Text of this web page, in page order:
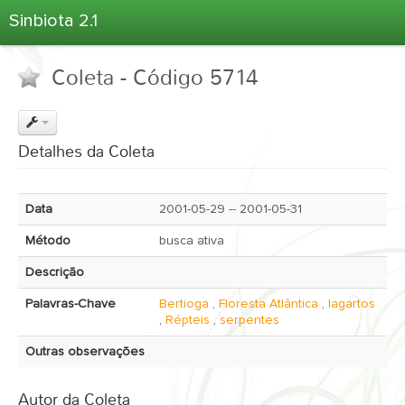
Sinbiota 2.1
Informações Ambientais
Coletas
Atlas 2.1
Estatísticas
Sobre o Sinbiota
Coleta - Código 5714
Detalhes da Coleta
Data 2001-05-29 -- 2001-05-31
Método busca ativa
Descrição
Palavras-Chave Bertioga , Floresta Atlântica ,
lagartos
, Répteis , serpentes
Outras observações
Autor da Coleta